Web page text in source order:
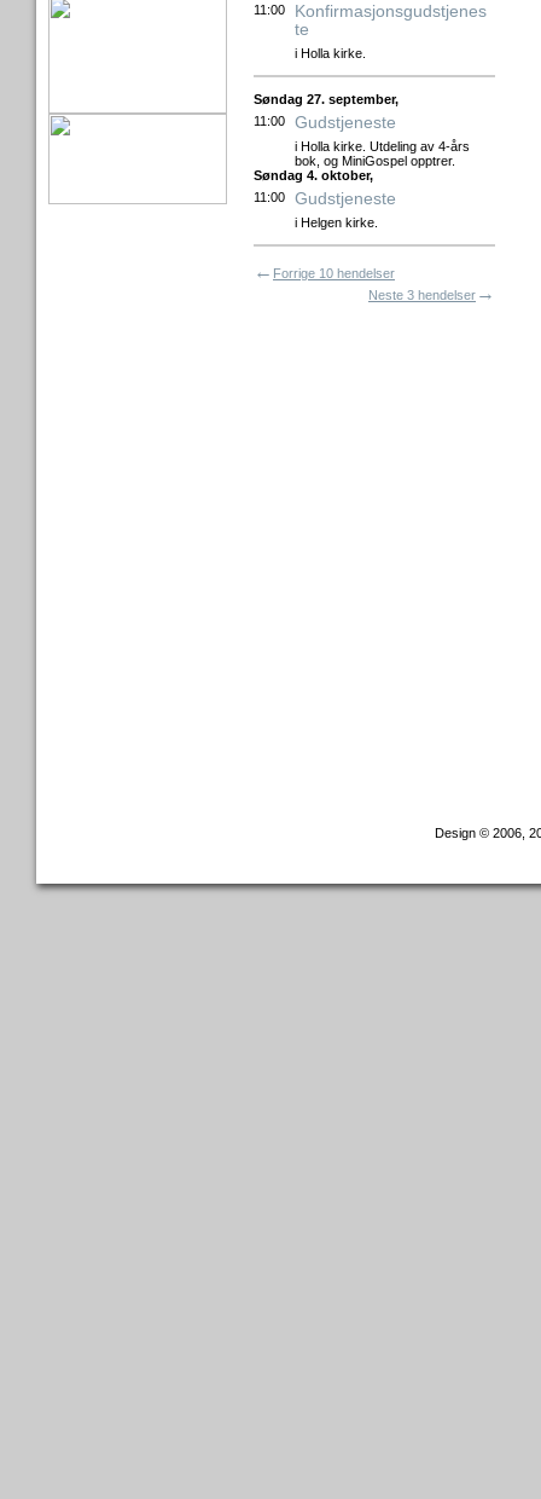
11:00
Konfirmasjonsgudstjenes
te
i Holla kirke.
Søndag 27. september,
11:00
Gudstjeneste
i Holla kirke. Utdeling av 4-års
bok, og MiniGospel opptrer.
Søndag 4. oktober,
11:00
Gudstjeneste
i Helgen kirke.
← Forrige 10 hendelser
Neste 3 hendelser →
Design © 2006,